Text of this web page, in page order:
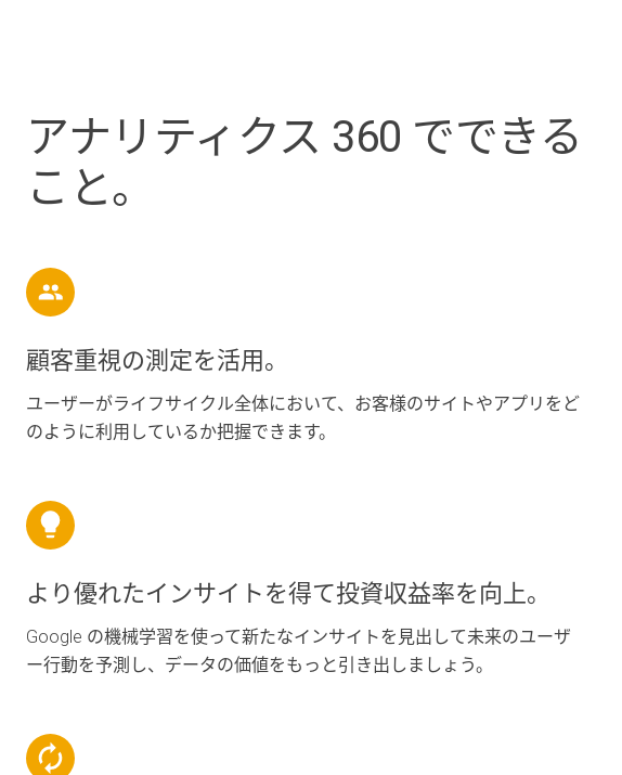
アナリティクス 360 でできる
こと。
顧客重視の測定を活用。
ユーザーがライフサイクル全体において、お客様のサイトやアプリをど
のように利用しているか把握できます。
より優れたインサイトを得て投資収益率を向上。
Google の機械学習を使って新たなインサイトを見出して未来のユーザ
ー行動を予測し、データの価値をもっと引き出しましょう。